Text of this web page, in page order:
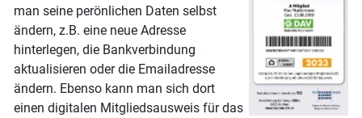
man seine perönlichen Daten selbst
ändern, z.B. eine neue Adresse
hinterlegen, die Bankverbindung
aktualisieren oder die Emailadresse
ändern. Ebenso kann man sich dort
einen digitalen Mitgliedsausweis für das